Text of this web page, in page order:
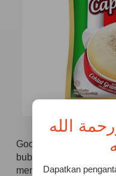
Good Day Cappuccino
bubuk yang terbuat
menghasilkan kopi
الله
Dapatkan